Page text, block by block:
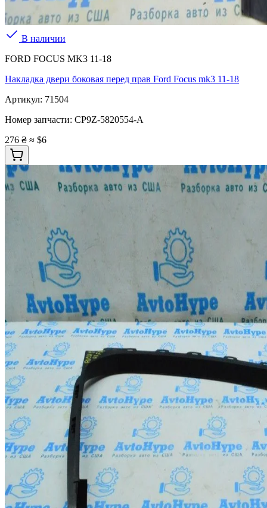
В наличии
FORD FOCUS MK3 11-18
Накладка двери боковая перед прав Ford Focus mk3 11-18
Артикул: 71504
Номер запчасти: CP9Z-5820554-A
276 ₴ ≈ $6